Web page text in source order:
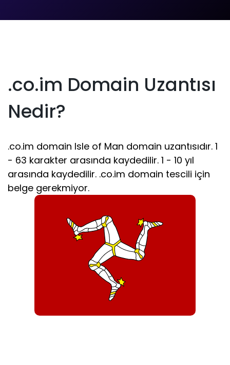
.co.im Domain Uzantısı
Nedir?
.co.im domain Isle of Man domain uzantısıdır. 1
- 63 karakter arasında kaydedilir. 1 - 10 yıl
arasında kaydedilir. .co.im domain tescili için
belge gerekmiyor.